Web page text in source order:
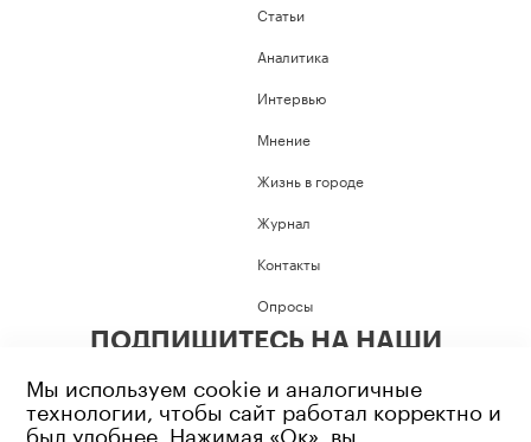
Статьи
Аналитика
Интервью
Мнение
Жизнь в городе
Журнал
Контакты
Опросы
ПОДПИШИТЕСЬ НА НАШИ
Мы используем cookie и аналогичные
технологии, чтобы сайт работал корректно и
был удобнее. Нажимая «Ок», вы